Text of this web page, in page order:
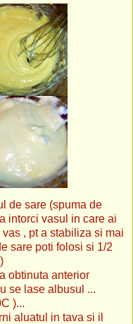
de sare (spuma de
intorci vasul in care ai
, pt a stabiliza si mai
sare poti folosi si 1/2
obtinuta anterior
se lase albusul ...
)...
aluatul in tava si il